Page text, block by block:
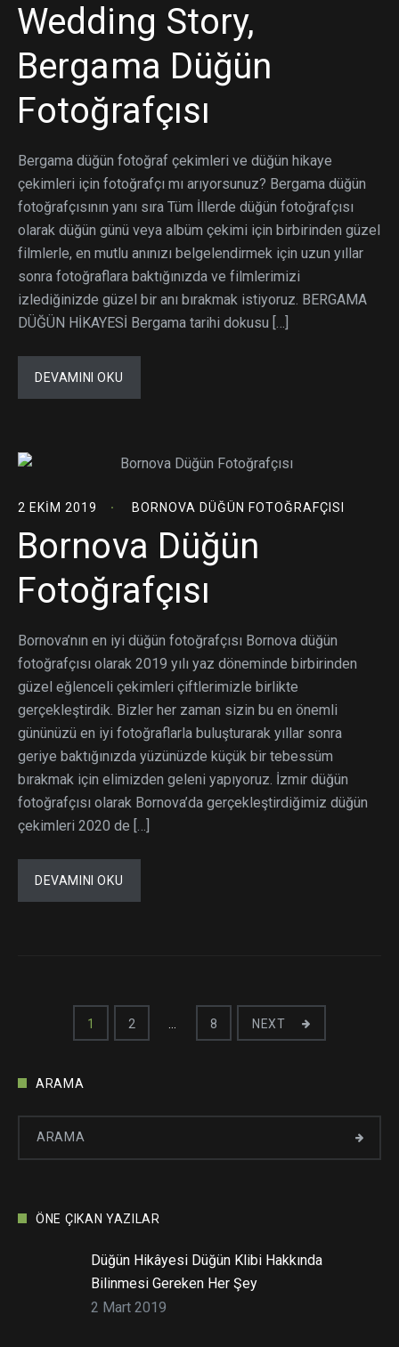
Wedding Story,
Bergama Düğün
Fotoğrafçısı
Bergama düğün fotoğraf çekimleri ve düğün hikaye
çekimleri için fotoğrafçı mı arıyorsunuz? Bergama düğün
fotoğrafçısının yanı sıra Tüm İllerde düğün fotoğrafçısı
olarak düğün günü veya albüm çekimi için birbirinden güzel
filmlerle, en mutlu anınızı belgelendirmek için uzun yıllar
sonra fotoğraflara baktığınızda ve filmlerimizi
izlediğinizde güzel bir anı bırakmak istiyoruz. BERGAMA
DÜĞÜN HİKAYESİ Bergama tarihi dokusu […]
DEVAMINI OKU
2 EKIM 2019 BORNOVA DÜĞÜN FOTOĞRAFÇISI
Bornova Düğün
Fotoğrafçısı
Bornova’nın en iyi düğün fotoğrafçısı Bornova düğün
fotoğrafçısı olarak 2019 yılı yaz döneminde birbirinden
güzel eğlenceli çekimleri çiftlerimizle birlikte
gerçekleştirdik. Bizler her zaman sizin bu en önemli
gününüzü en iyi fotoğraflarla buluşturarak yıllar sonra
geriye baktığınızda yüzünüzde küçük bir tebessüm
bırakmak için elimizden geleni yapıyoruz. İzmir düğün
fotoğrafçısı olarak Bornova’da gerçekleştirdiğimiz düğün
çekimleri 2020 de […]
DEVAMINI OKU
dolaşımı
1 2 8 NEXT
ARAMA
ÖNE ÇIKAN YAZILAR
Düğün Hikâyesi Düğün Klibi Hakkında
Bilinmesi Gereken Her Şey
2 Mart 2019